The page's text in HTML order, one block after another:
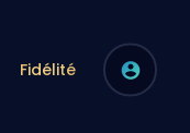
Fidélité